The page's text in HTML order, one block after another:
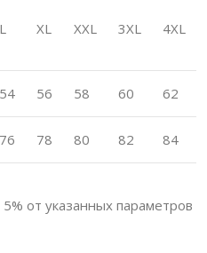
L XL XXL 3XL 4XL
54 56 58 60 62
76 78 80 82 84
от указанных параметров